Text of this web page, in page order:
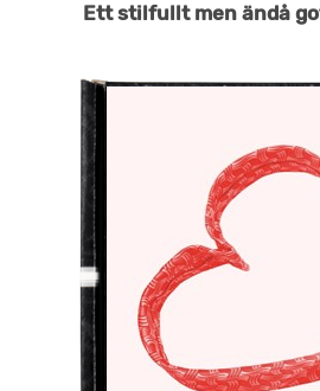
Ett stilfullt men ändå